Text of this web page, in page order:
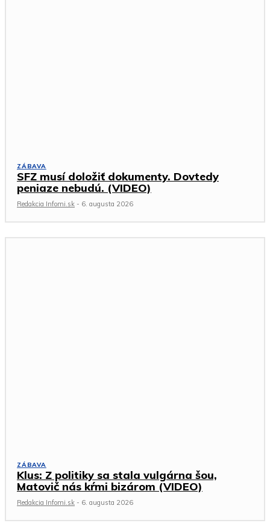
ZÁBAVA
SFZ musí doložiť dokumenty. Dovtedy
peniaze nebudú. (VIDEO)
Redakcia Infomi.sk - 6. augusta 2026
ZÁBAVA
Klus: Z politiky sa stala vulgárna šou,
Matovič nás kŕmi bizárom (VIDEO)
Redakcia Infomi.sk - 6. augusta 2026